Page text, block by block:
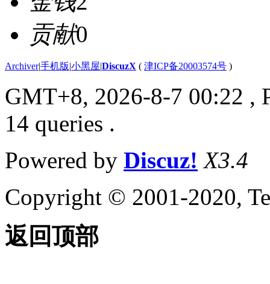
贡献0
Archiver|手机版|小黑屋|DiscuzX ( 津ICP备20003574号 )
GMT+8, 2026-8-7 00:22 ,
14 queries .
Powered by Discuz! X3.4
Copyright © 2001-2020,
返回顶部